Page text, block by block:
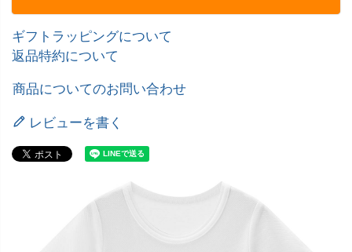
ギフトラッピングについて
返品特約について
商品についてのお問い合わせ
レビューを書く